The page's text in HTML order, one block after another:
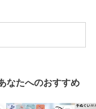
を必ずご確認下さい。本
い。カメラやモニターの性
ナップナップ 抱っこ紐カ
赤ちゃん用品 おしゃれ 出
なたへのおすすめ